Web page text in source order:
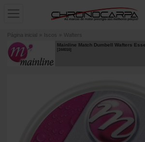
Página inicial » Iscos » Wafters
Mainline Match Dumbell Wafters
[244016]